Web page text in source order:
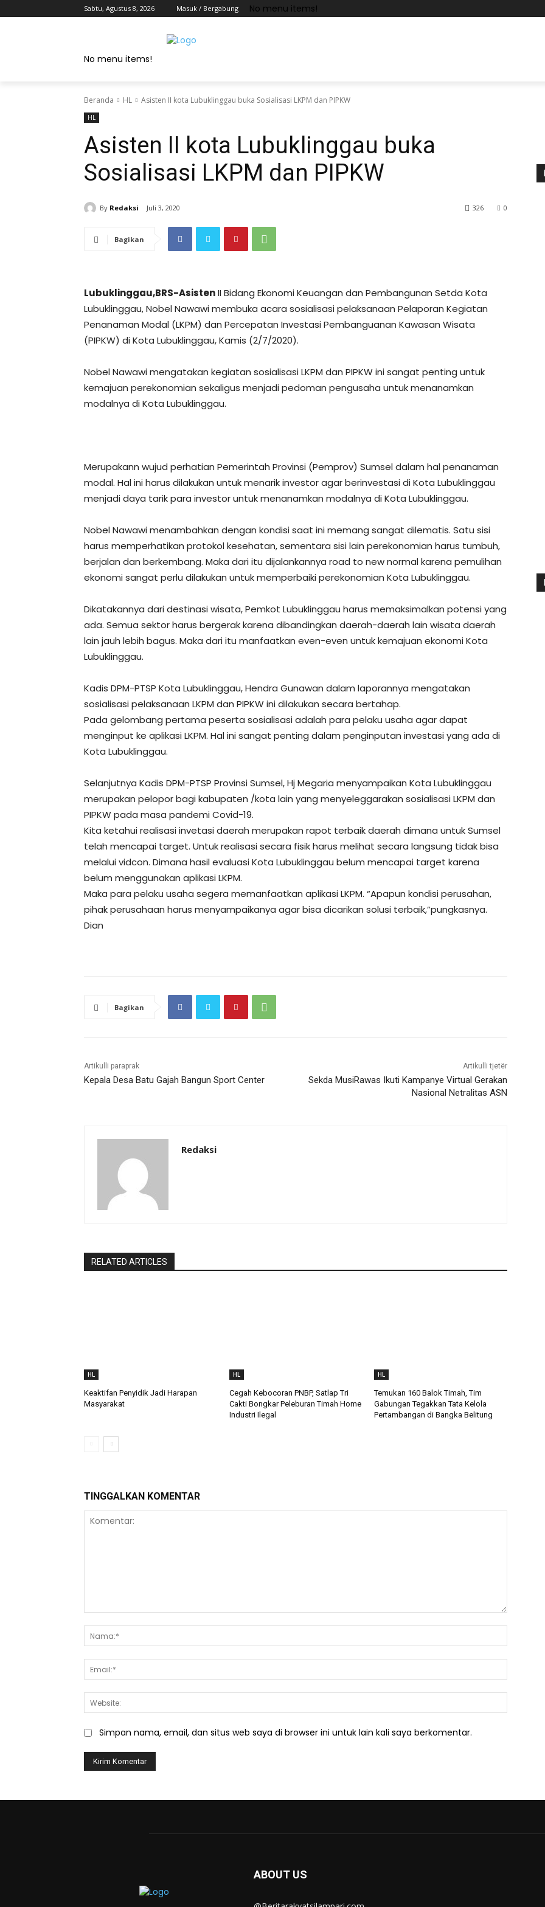
Sabtu, Agustus 8, 2026 Masuk / Bergabung No menu items!
No menu items!
Beranda HL Asisten II kota Lubuklinggau buka Sosialisasi LKPM dan PIPKW
HL
Asisten II kota Lubuklinggau buka
Sosialisasi LKPM dan PIPKW
By Redaksi Juli 3, 2020 0
326
Bagikan
Lubuklinggau,BRS-AsistenII Bidang Ekonomi Keuangan dan Pembangunan Setda Kota
Lubuklinggau, Nobel Nawawi membuka acara sosialisasi pelaksanaan Pelaporan Kegiatan
Penanaman Modal (LKPM) dan Percepatan Investasi Pembanguanan Kawasan Wisata
(PIPKW) di Kota Lubuklinggau, Kamis (2/7/2020).
Nobel Nawawi mengatakan kegiatan sosialisasi LKPM dan PIPKW ini sangat penting untuk
kemajuan perekonomian sekaligus menjadi pedoman pengusaha untuk menanamkan
modalnya di Kota Lubuklinggau.
Merupakann wujud perhatian Pemerintah Provinsi (Pemprov) Sumsel dalam hal penanaman
modal. Hal ini harus dilakukan untuk menarik investor agar berinvestasi di Kota Lubuklinggau
menjadi daya tarik para investor untuk menanamkan modalnya di Kota Lubuklinggau.
Nobel Nawawi menambahkan dengan kondisi saat ini memang sangat dilematis. Satu sisi
harus memperhatikan protokol kesehatan, sementara sisi lain perekonomian harus tumbuh,
berjalan dan berkembang. Maka dari itu dijalankannya road to new normal karena pemulihan
ekonomi sangat perlu dilakukan untuk memperbaiki perekonomian Kota Lubuklinggau.
Dikatakannya dari destinasi wisata, Pemkot Lubuklinggau harus memaksimalkan potensi yang
ada. Semua sektor harus bergerak karena dibandingkan daerah-daerah lain wisata daerah
lain jauh lebih bagus. Maka dari itu manfaatkan even-even untuk kemajuan ekonomi Kota
Lubuklinggau.
Kadis DPM-PTSP Kota Lubuklinggau, Hendra Gunawan dalam laporannya mengatakan
sosialisasi pelaksanaan LKPM dan PIPKW ini dilakukan secara bertahap.
Pada gelombang pertama peserta sosialisasi adalah para pelaku usaha agar dapat
menginput ke aplikasi LKPM. Hal ini sangat penting dalam penginputan investasi yang ada di
Kota Lubuklinggau.
Selanjutnya Kadis DPM-PTSP Provinsi Sumsel, Hj Megaria menyampaikan Kota Lubuklinggau
merupakan pelopor bagi kabupaten /kota lain yang menyeleggarakan sosialisasi LKPM dan
PIPKW pada masa pandemi Covid-19.
Kita ketahui realisasi invetasi daerah merupakan rapot terbaik daerah dimana untuk Sumsel
telah mencapai target. Untuk realisasi secara fisik harus melihat secara langsung tidak bisa
melalui vidcon. Dimana hasil evaluasi Kota Lubuklinggau belum mencapai target karena
belum menggunakan aplikasi LKPM.
Maka para pelaku usaha segera memanfaatkan aplikasi LKPM. “Apapun kondisi perusahan,
pihak perusahaan harus menyampaikanya agar bisa dicarikan solusi terbaik,”pungkasnya.
Dian
Bagikan
Artikulli paraprak
Kepala Desa Batu Gajah Bangun Sport Center
Artikulli tjetër
Sekda MusiRawas Ikuti Kampanye Virtual Gerakan
Nasional Netralitas ASN
Redaksi
RELATED ARTICLES
HL
Keaktifan Penyidik Jadi Harapan
Masyarakat
HL
Cegah Kebocoran PNBP, Satlap Tri
Cakti Bongkar Peleburan Timah Home
Industri Ilegal
HL
Temukan 160 Balok Timah, Tim
Gabungan Tegakkan Tata Kelola
Pertambangan di Bangka Belitung
TINGGALKAN KOMENTAR
Simpan nama, email, dan situs web saya di browser ini untuk lain kali saya berkomentar.
ABOUT US